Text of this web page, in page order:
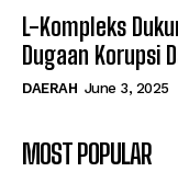
L-Kompleks
Dugaan Korupsi
DAERAH June 3, 2025
MOST POPULAR